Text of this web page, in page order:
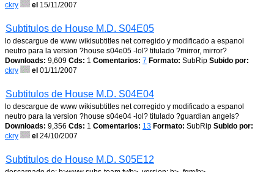
ckry
el 15/11/2007
Subtitulos de House M.D. S04E05
lo descargue de www wikisubtitles net corregido y modificado a espanol
neutro para la version ?house s04e05 -lol? titulado ?mirror, mirror?
Downloads: 9,609 Cds: 1 Comentarios: 7 Formato: SubRip Subido por:
ckry
el 01/11/2007
Subtitulos de House M.D. S04E04
lo descargue de www wikisubtitles net corregido y modificado a espanol
neutro para la version ?house s04e04 -lol? titulado ?guardian angels?
Downloads: 9,356 Cds: 1 Comentarios: 13 Formato: SubRip Subido por:
ckry
el 24/10/2007
Subtitulos de House M.D. S05E12